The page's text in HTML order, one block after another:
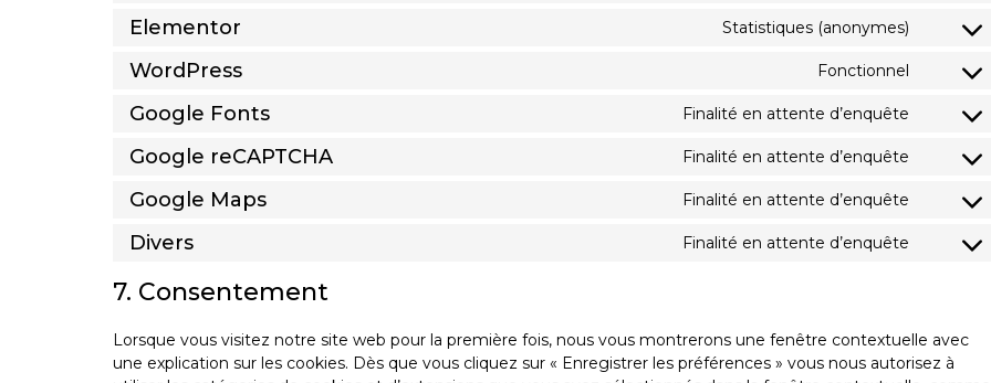
Elementor Statistiques (anonymes)
WordPress Fonctionnel
Google Fonts Finalité en attente d’enquête
Google reCAPTCHA Finalité en attente d’enquête
Google Maps Finalité en attente d’enquête
Divers Finalité en attente d’enquête
7. Consentement
Lorsque vous visitez notre site web pour la première fois, nous vous montrerons une fenêtre contextuelle avec
une explication sur les cookies. Dès que vous cliquez sur « Enregistrer les préférences » vous nous autorisez à